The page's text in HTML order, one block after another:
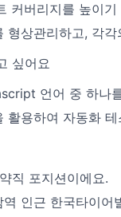
커버리지를 높이
형상관리하고, 각
싶어요
언어 중 하나
활용하여 자동화
직 포지션이에요.
인근 한국타이어